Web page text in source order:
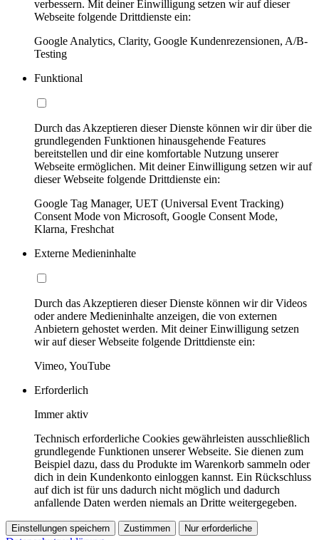
verbessern. Mit deiner Einwilligung setzen wir auf dieser
Webseite folgende Drittdienste ein:
Google Analytics, Clarity, Google Kundenrezensionen, A/B-
Testing
Funktional
Durch das Akzeptieren dieser Dienste können wir dir über die
grundlegenden Funktionen hinausgehende Features
bereitstellen und dir eine komfortable Nutzung unserer
Webseite ermöglichen. Mit deiner Einwilligung setzen wir auf
dieser Webseite folgende Drittdienste ein:
Google Tag Manager, UET (Universal Event Tracking)
Consent Mode von Microsoft, Google Consent Mode,
Klarna, Freshchat
Externe Medieninhalte
Durch das Akzeptieren dieser Dienste können wir dir Videos
oder andere Medieninhalte anzeigen, die von externen
Anbietern gehostet werden. Mit deiner Einwilligung setzen
wir auf dieser Webseite folgende Drittdienste ein:
Vimeo, YouTube
Erforderlich
Immer aktiv
Technisch erforderliche Cookies gewährleisten ausschließlich
grundlegende Funktionen unserer Webseite. Sie dienen zum
Beispiel dazu, dass du Produkte im Warenkorb sammeln oder
dich in dein Kundenkonto einloggen kannst. Ein Rückschluss
auf dich ist für uns dadurch nicht möglich und dadurch
anfallende Daten werden niemals an Dritte weitergegeben.
Einstellungen speichern Zustimmen Nur erforderliche